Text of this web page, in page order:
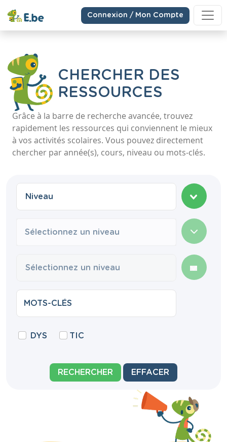
Connexion / Mon Compte
CHERCHER DES
RESSOURCES
Grâce à la barre de recherche avancée, trouvez
rapidement les ressources qui conviennent le mieux
à vos activités scolaires. Vous pouvez directement
chercher par année(s), cours, niveau ou mots-clés.
Sélectionnez un niveau
DYS TIC
RECHERCHER EFFACER